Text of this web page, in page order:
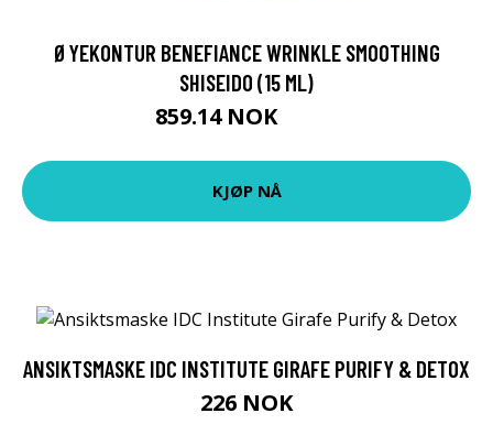
ØYEKONTUR BENEFIANCE WRINKLE SMOOTHING
SHISEIDO (15 ML)
859.14 NOK
KJØP NÅ
ANSIKTSMASKE IDC INSTITUTE GIRAFE PURIFY & DETOX
226 NOK